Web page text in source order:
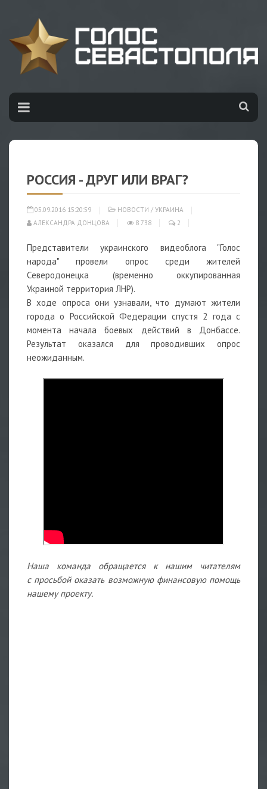
РОССИЯ - ДРУГ ИЛИ ВРАГ?
05.09.2016 15:20:59 НОВОСТИ / УКРАИНА
АЛЕКСАНДРА ДОНЦОВА
8 738 2
Представители украинского видеоблога "Голос
народа" провели опрос среди жителей
Северодонецка (временно оккупированная
Украиной территория ЛНР).
В ходе опроса они узнавали, что думают жители
города о Российской Федерации спустя 2 года с
момента начала боевых действий в Донбассе.
Результат оказался для проводивших опрос
неожиданным.
Наша команда обращается к нашим читателям
с просьбой оказать возможную финансовую помощь
нашему проекту.